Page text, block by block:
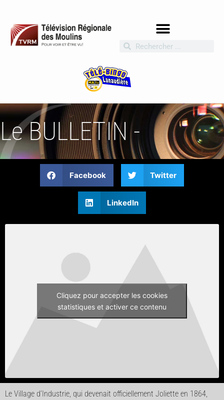
Le BULLETIN -
Facebook Twitter
LinkedIn
Cliquez pour accepter les cookies
statistiques et activer ce contenu
Le Village d’Industrie, qui devenait officiellement Joliette en 1864,